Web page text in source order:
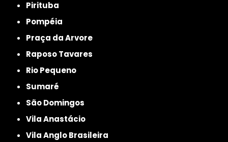
Pirituba
Pompéia
Praça da Arvore
Raposo Tavares
Rio Pequeno
Sumaré
São Domingos
Vila Anastácio
Vila Anglo Brasileira